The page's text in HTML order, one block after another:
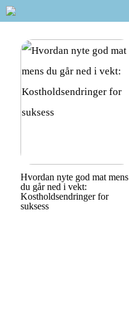
Hvordan nyte god mat mens
du går ned i vekt:
Kostholdsendringer for
suksess